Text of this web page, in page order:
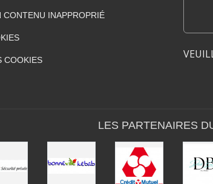
CONTENU INAPPROPRIÉ
COOKIES
LES PARTENAIRES